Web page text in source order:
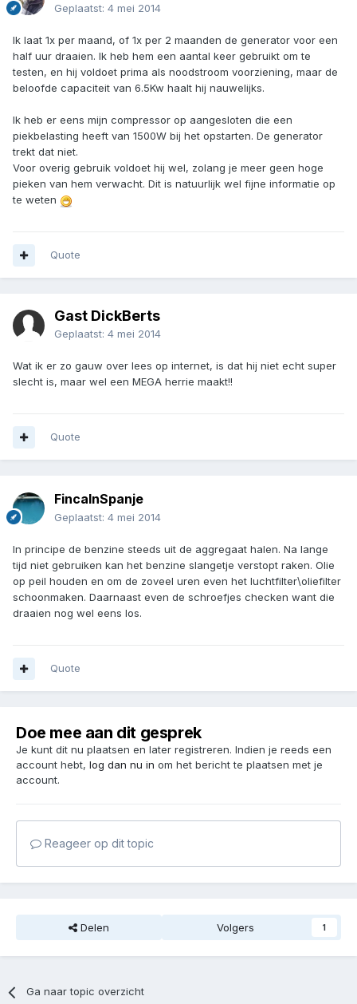
Geplaatst: 4 mei 2014
Ik laat 1x per maand, of 1x per 2 maanden de generator voor een
half uur draaien. Ik heb hem een aantal keer gebruikt om te
testen, en hij voldoet prima als noodstroom voorziening, maar de
beloofde capaciteit van 6.5Kw haalt hij nauwelijks.
Ik heb er eens mijn compressor op aangesloten die een
piekbelasting heeft van 1500W bij het opstarten. De generator
trekt dat niet.
Voor overig gebruik voldoet hij wel, zolang je meer geen hoge
pieken van hem verwacht. Dit is natuurlijk wel fijne informatie op
te weten
Quote
Gast DickBerts
Geplaatst: 4 mei 2014
Wat ik er zo gauw over lees op internet, is dat hij niet echt super
slecht is, maar wel een MEGA herrie maakt!!
Quote
FincaInSpanje
Geplaatst: 4 mei 2014
In principe de benzine steeds uit de aggregaat halen. Na lange
tijd niet gebruiken kan het benzine slangetje verstopt raken. Olie
op peil houden en om de zoveel uren even het luchtfilter\oliefilter
schoonmaken. Daarnaast even de schroefjes checken want die
draaien nog wel eens los.
Quote
Doe mee aan dit gesprek
Je kunt dit nu plaatsen en later registreren. Indien je reeds een
account hebt, log dan nu in om het bericht te plaatsen met je
account.
Reageer op dit topic
Delen Volgers 1
Ga naar topic overzicht